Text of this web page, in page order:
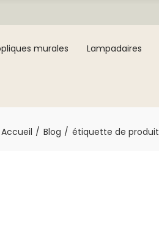
murales Lampadaires
Accueil Blog étiquette de produit